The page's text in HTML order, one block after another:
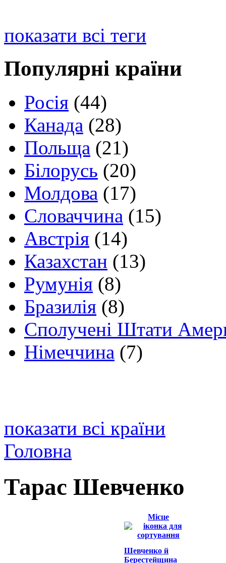
показати всі теги
Популярні країни
Росія (44)
Канада (28)
Польща (21)
Білорусь (20)
Молдова (17)
Словаччина (15)
Австрія (14)
Казахстан (13)
Румунія (8)
Бразилія (8)
Сполучені Штати
Німеччина (7)
показати всі країни
Головна
Тарас Шевченко
Місце
Шевченко й
Берестейщина